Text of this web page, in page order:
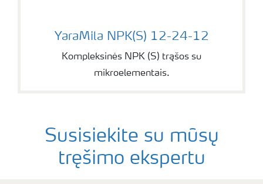
YaraMila NPK(S) 12-24-12
YaraMila NPK(S) 12-24-12
Kompleksinės NPK (S) trąšos su
mikroelementais.
Susisiekite su mūsų
tręšimo ekspertu